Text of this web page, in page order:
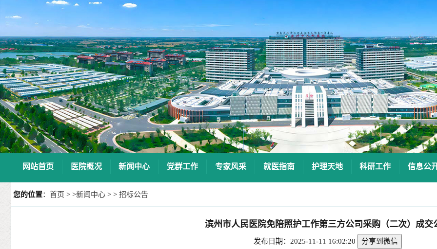
7 8 9 10
网站首页 医院概况 新闻中心 党群工作 专家风采 就医指南 护理天地 科研工作 信息公
您的位置： 首页 > >新闻中心 > > 招标公告
滨州市人民医院免陪照护工作第三方公司采购（二次）成交
发布日期：2025-11-11 16:02:20 分享到微信